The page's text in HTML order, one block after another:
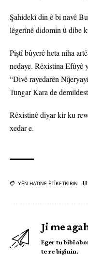
Şahidekî din ê bi navê
lêgerînê didomin û dibe
Piştî bûyerê heta niha
nedaye. Rêxistina Efûyê
“Divê rayedarên
Tungar Kara de
Rêxistinê diyar kir ku
xedar e.
YÊN HATINE ÊTÎKETKIRIN
Ji me
Eger tu bibî
te re bişînin.